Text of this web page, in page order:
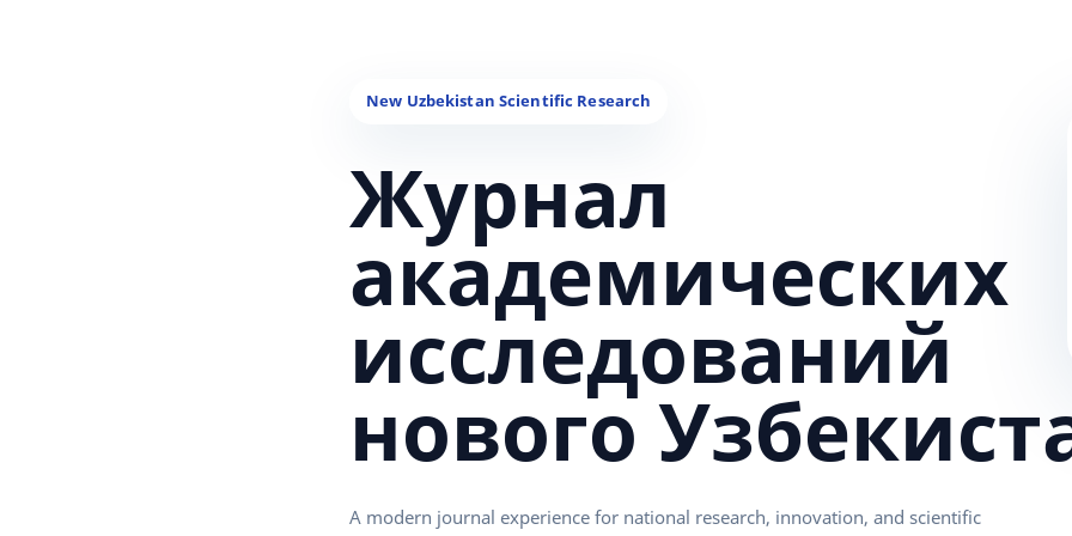
Журнал
академических
исследований
нового